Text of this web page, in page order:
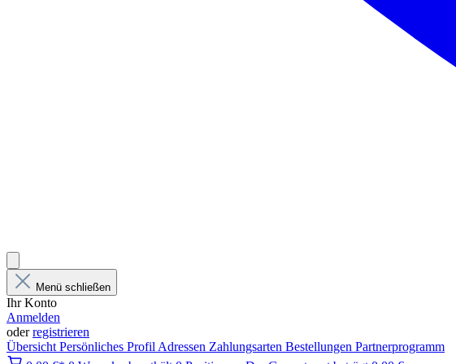
Menü schließen
Ihr Konto
Anmelden
oderregistrieren
Übersicht Persönliches Profil Adressen Zahlungsarten Bestellungen Partnerprogramm